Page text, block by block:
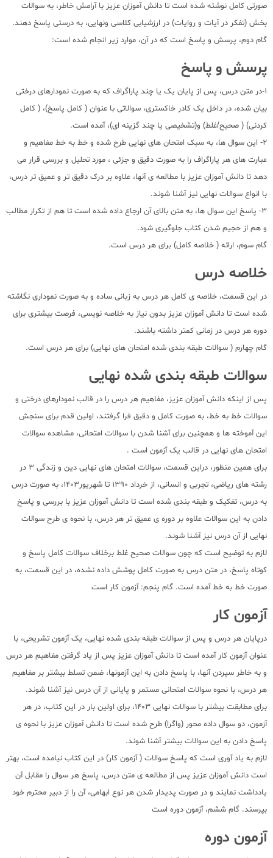
صورتی کامل نوشته شده است تا دانش آموزان عزیز با آرامش خاطر، به سوالات
بخش (تفکر در آیات و روایات) در ارزشیابی کلاسی ونهایی، به درستی پاسخ دهند.
گام دوم، پرسش و پاسخ است که در آن، موارد زیر انجام شده است:
پرسش و پاسخ
1-در متن درس، پس از پایان یک یا چند پاراگراف که به صورت نمودارهای درختی
بیان شده، در داخل یک کادر خاکستری، سوالاتی با عنوان ( کامل پاسخ)، ( کامل
کردنی) ( صحیح/غلط) و(تشخیصی یا چند گزینه ای)، آمده است.
2- این سوال ها، به سبک امتحان های نهایی طرح شده و خط به خط مفاهیم و
عبارت های هر پاراگراف را به صورت دقیق و جزئی ، مورد تحلیل و بررسی قرار می
دهد تا دانش آموزان عزیز با مطالعه ی آنها، علاوه بر درک دقیق تر و عمیق تر درس،
با انواع سوالات نهایی نیز آشنا شوند.
3- پاسخ این سوال ها، به متن بالای آن ارجاع داده شده است تا هم از تکرار مطالب
و هم از حجیم شدن کتاب جلوگیری شود.
گام سوم، ارائه ( خلاصه کامل) برای هر درس است.
خلاصه درس
در این قسمت، خلاصه ی کامل هر درس به زبانی ساده و به صورت نموداری نگاشته
شده است تا دانش آموزان عزیز بدون نیاز به خلاصه نویسی، فرصت بیشتری برای
دوره هر درس در زمانی کمتر داشته باشند.
گام چهارم ( سوالات طبقه بندی شده امتحان های نهایی) برای هر درس است.
سوالات طبقه بندی شده نهایی
پس از اینکه دانش آموزان عزیز، مفاهیم هر درس را در قالب نمودارهای درختی و
سوالات خط به خط، به صورت کامل و دقبق فرا گرفتند، اولین قدم برای سنجش
این آموخته ها و همچنین برای آشنا شدن با سوالات امتحانی، مشاهده سوالات
امتحان های نهایی در قالب یک آزمون است .
برای همین منظور، دراین قسمت، سوالات امتحان های نهایی دین و زندگی 3 در
رشته های ریاضی، تجربی و انسانی، از خرداد 1390 تا شهریور1403، به صورت درس
به درس، تفکیک و طبقه بندی شده است تا دانش آموزان عزیز با بررسی و پاسخ
دادن به این سوالات علاوه بر دوره ی عمیق تر هر درس، با نحوه ی طرح سوالات
نهایی از آن درس نیز آشنا شوند.
لازم به توضیح است که چون سوالات صحیح غلط برخلاف سوالات کامل پاسخ و
کوتاه پاسخ، در متن درس به صورت کامل پوشش داده نشده، در این قسمت، به
صورت خط به خط آمده است. گام پنجم: آزمون کار است
آزمون کار
درپایان هر درس و پس از سوالات طبقه بندی شده نهایی، یک آزمون تشریحی، با
عنوان آزمون کار آمده است تا دانش آموزان عزیز پس از یاد گرفتن مفاهیم هر درس
و به خاطر سپردن آنها، با پاسخ دادن به این آزمونها، ضمن تسلط بیشتر بر مفاهیم
هر درس، با نحوه سوالات امتحانی مستمر و پایانی از آن درس نیز آشنا شوند.
برای مطابقت بیشتر با سوالات نهایی 1403، برای اولین بار در این کتاب، در هر
آزمون، دو سوال داده محور (واگرا) طرح شده است تا دانش آموزان عزیز با نحوه ی
پاسخ دادن به این سوالات بیشتر آشنا شوند.
لازم به یاد آوری است که پاسخ سوالات ( آزمون کار) در این کتاب نیامده است، بهتر
است دانش آموزان عزیز پس از مطالعه ی متن درس، پاسخ هر سوال را مقابل آن
یادداشت نمایند و در صورت پدیدار شدن هر نوع ابهامی، آن را از دبیر محترم خود
بپرسند. گام ششم، آزمون دوره است
آزمون دوره